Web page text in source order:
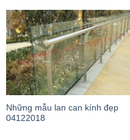
Những mẫu lan can kính đẹp
04122018